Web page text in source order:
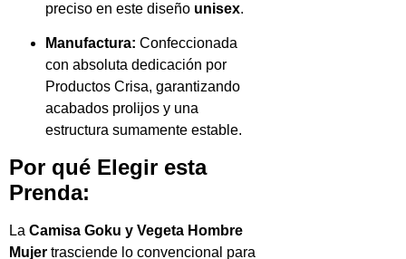
preciso en este diseño unisex.
Manufactura: Confeccionada
con absoluta dedicación por
Productos Crisa, garantizando
acabados prolijos y una
estructura sumamente estable.
Por qué Elegir esta
Prenda:
La Camisa Goku y Vegeta Hombre
Mujer trasciende lo convencional para